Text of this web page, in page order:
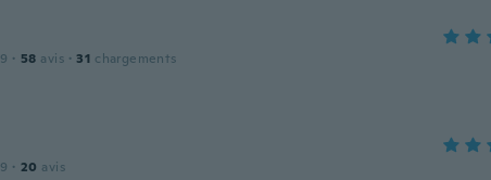
· 58 avis · 31 chargements
· 20 avis